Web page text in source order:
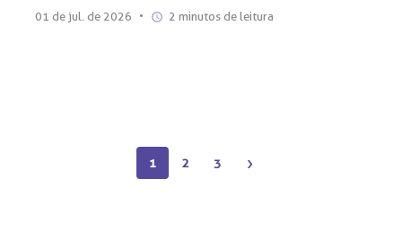
01 de jul. de 2026 • 2 minutos de leitura
1 2 3 ›